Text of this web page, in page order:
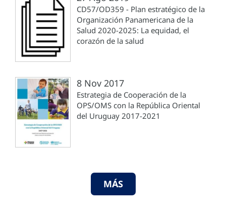
CD57/OD359 - Plan estratégico de la
Organización Panamericana de la
Salud 2020-2025: La equidad, el
corazón de la salud
8 Nov 2017
Estrategia de Cooperación de la
OPS/OMS con la República Oriental
del Uruguay 2017-2021
MÁS